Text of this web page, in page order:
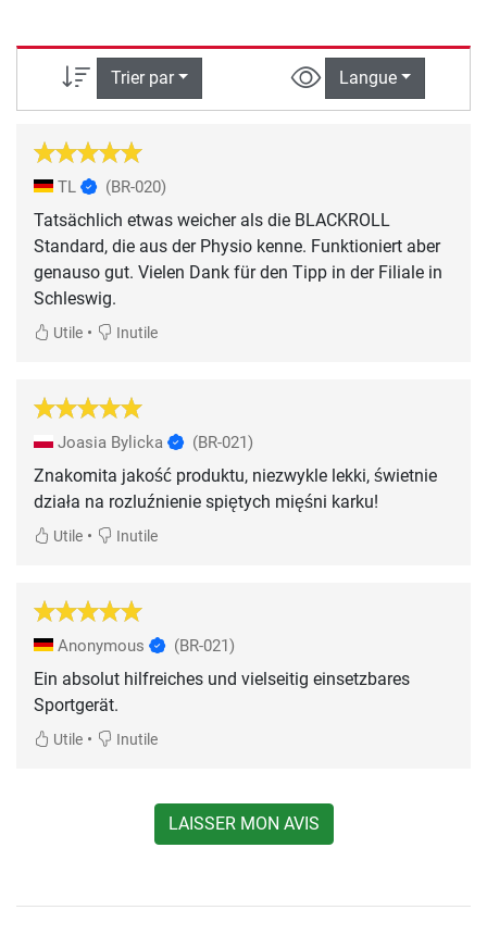
Trier par Langue
TL (BR-020)
Tatsächlich etwas weicher als die BLACKROLL
Standard, die aus der Physio kenne. Funktioniert aber
genauso gut. Vielen Dank für den Tipp in der Filiale in
Schleswig.
Utile • Inutile
Joasia Bylicka (BR-021)
Znakomita jakość produktu, niezwykle lekki, świetnie
działa na rozluźnienie spiętych mięśni karku!
Utile • Inutile
Anonymous (BR-021)
Ein absolut hilfreiches und vielseitig einsetzbares
Sportgerät.
Utile • Inutile
LAISSER MON AVIS